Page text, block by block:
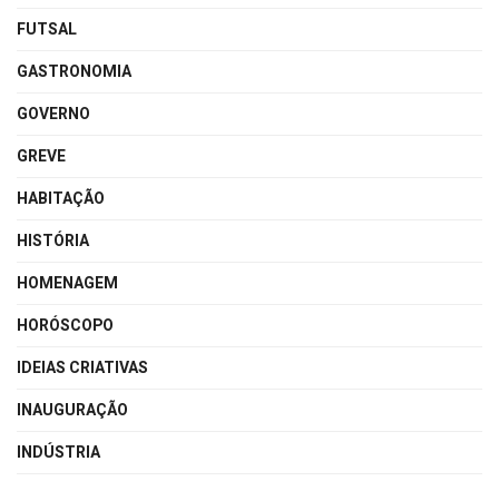
FUTSAL
GASTRONOMIA
GOVERNO
GREVE
HABITAÇÃO
HISTÓRIA
HOMENAGEM
HORÓSCOPO
IDEIAS CRIATIVAS
INAUGURAÇÃO
INDÚSTRIA